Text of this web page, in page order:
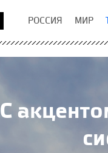
РОССИЯ МИР
С